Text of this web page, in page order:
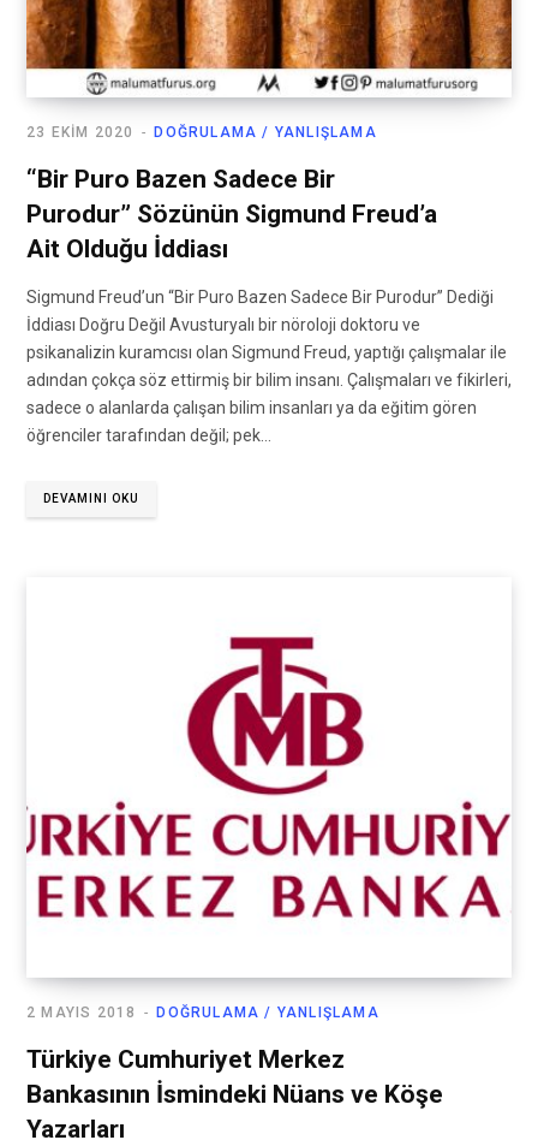
DOĞRULAMA / YANLIŞLAMA
23 EKIM 2020
“Bir Puro Bazen Sadece Bir
Purodur” Sözünün Sigmund Freud’a
Ait Olduğu İddiası
Sigmund Freud’un “Bir Puro Bazen Sadece Bir Purodur” Dediği
İddiası Doğru Değil Avusturyalı bir nöroloji doktoru ve
psikanalizin kuramcısı olan Sigmund Freud, yaptığı çalışmalar ile
adından çokça söz ettirmiş bir bilim insanı. Çalışmaları ve fikirleri,
sadece o alanlarda çalışan bilim insanları ya da eğitim gören
öğrenciler tarafından değil; pek…
DEVAMINI OKU
DOĞRULAMA / YANLIŞLAMA
2 MAYIS 2018
Türkiye Cumhuriyet Merkez
Bankasının İsmindeki Nüans ve Köşe
Yazarları